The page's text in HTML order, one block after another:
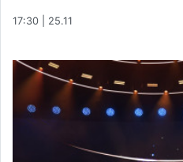
17:30 | 25.11